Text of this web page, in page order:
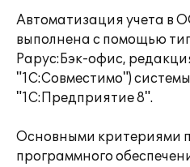
Автоматизация учета
выполнена с помощью
Рарус:Бэк-офис,
"1С:Совместимо")
"1С:Предприятие 8".
Основными критериями
программного